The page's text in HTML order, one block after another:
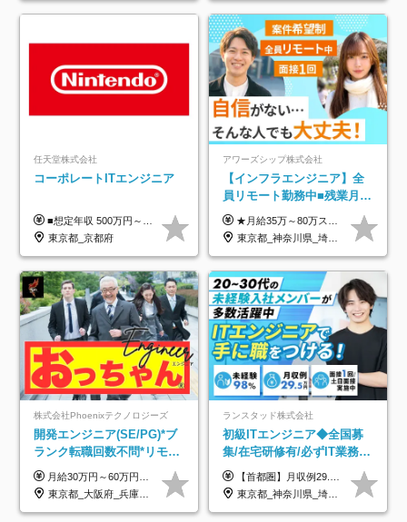
任天堂株式会社
コーポレートITエンジニア
■想定年収 500万円～900万円 月給制 月給278,000円～ ※残業が発生した場合、残業代を別途全額支給します ※試用期間2ヶ月あり(待遇や給与に差異はありません)
東京都_京都府
アワーズシップ株式会社
【インフラエンジニア】全
員リモート勤務中■残業月
3h■最大3ヶ月の連休あり■
年休126日■20～30代活躍
中！
★月給35万～80万スタートも可 【未経験の方】 ■月給26万～80万＋賞与年2回（年2ヶ月分） 【何かしらのインフラエンジニア経験をお持ちの方】 ■月給35万～80万＋賞与年2回（年2ヶ月分） ※スキル・経験などを考慮し決定します ※試用期間6ヶ月あり。期間中は契約社員となります。その他の待遇に差異はありません（試用期間終了後、昇給の可能性あり） ※上記金額には固定残業代（月30時間分／4万9600円～15万2600円）を含みます。超過分は別途支給いたします。 ＼頑張りはインセンティブで還元！／ クライアントに貢献度を評価され、当社のエンジニアが追加で案件に参画することになるなど、会社にとって利益になる行動はしっかり評価します。 会社の成長に貢献できていることを実感でき、「もっと頑張ろう」と思える体制づくりを整えています！
東京都_神奈川県_埼玉県_千葉県_大阪府
株式会社Phoenixテクノロジーズ
開発エンジニア(SE/PG)*ブ
ランク転職回数不問*リモー
ト案件多数*残業ほぼ0*通院
のための半休制度あり
月給30万円～60万円+住宅手当+職能手当+役職手当+決算賞与+報奨金 ※経験・能力を考慮し、優遇します ※給与には20時間分のみなし時間外手当(3万7000円以上)を含みます(超過時間分は別途追加支給) ※試用期間3～6ヵ月あり(その間の給与、待遇に差異なし) ※場合によって契約社員での採用の可能性あり(面接時に応相談)
東京都_大阪府_兵庫県_京都府_福岡県
ランスタッド株式会社
初級ITエンジニア◆全国募
集/在宅研修有/必ずIT業務配
属/月収例29.5万円/Web面接
1回/SE
【首都圏】月収例29.5万円（月給26万円＋諸手当） 【東海・関西】月収例28.5万円（月給25万円＋諸手当） 【九州】月収例26万円（月給23万円＋諸手当） ※経験・スキル・前職給与を踏まえ、総合的に判断して決定します。 例：首都圏 月収例31万円（月給27万円＋諸手当） ◆各種手当 ・通勤手当（上限4万円まで） ・残業代手当（1分単位で全額支給） ※固定残業代制は採用しておりません ・深夜勤務手当 ・資格取得支援（ランクに応じてお祝い金1万円～10万円を支給） ◆昇給：年1回 ◆補足 ・研修中1ヶ月間は、時給1670円となります。 ・試用期間6ヶ月あり。その間の待遇に変更はありません。 ※詳細は面接時にご案内します。
東京都_神奈川県_埼玉県_千葉県_大阪府_愛知県_兵庫県_京都府_福岡県